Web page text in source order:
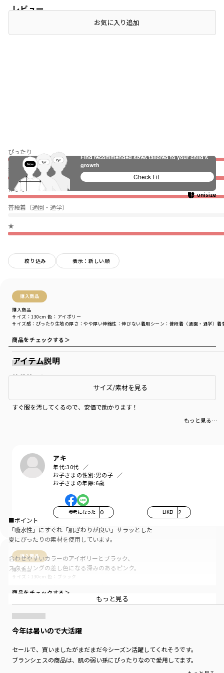
レビュー
ぴったり
薄い
伸びない
普段着（通園・通学）
★
絞り込み 表示：新しい順
購入商品
購入商品
サイズ感 ：ぴったり 生地の厚さ ：やや厚い伸縮性 ：伸びない着用シーン ：普段着（通園・通学）着
サイズ：130cm 色：アイボリー
商品をチェックする＞
普段着として
すぐ服を汚してくるので、安価で助かります！
もっと見る…
アキ
年代:30代
お子さまの性別:男の子
お子さまの年齢:6歳
参考になった 0 LIKE! 2
購入商品
購入商品
サイズ：130cm 色：ブラック
商品をチェックする＞
今年は暑いので大活躍
セールで、買いましたがまだまだ今シーズン活躍してくれそうです。
ブランシェスの商品は、肌の弱い孫にぴったりなので愛用してます。
お気に入り追加
アイテム説明
サイズ/素材を見る
■ポイント
「吸水性」にすぐれ「肌ざわりが良い」サラッとした
夏にぴったりの素材を使用しています。
合わせやすいカラーのアイボリーとブラック、
スタイリングの差し色になる深みのあるピンク。
レイヤード風のデザインで
ボトムスとの相性も良く、一枚着でももちろん
活躍する一枚です。
■素材
本体：綿100％「ロイヤルコットン」使用
もっと見る
Find recommended sizes tailored to your child's
growth
Check Fit